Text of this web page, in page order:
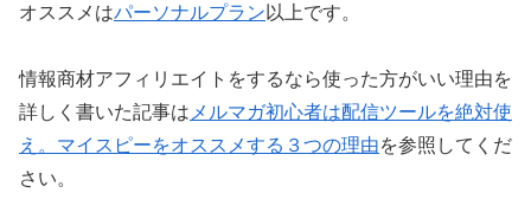
オススメはパーソナルプラン 以上です。
情報商材アフィリエイトをするなら使った方がいい理由を
詳しく書いた記事はメルマガ初心者は配信ツールを絶対使
え。マイスピーをオススメする３つの理由を参照してくだ
さい。